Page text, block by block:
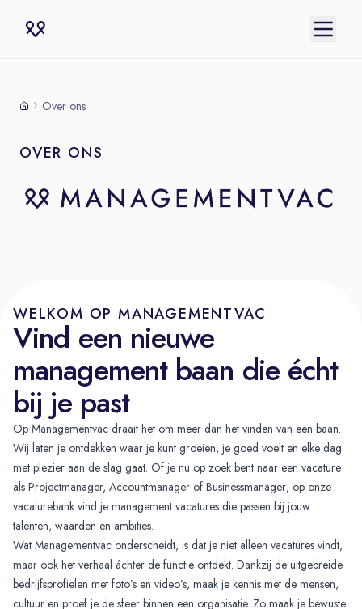
Over ons
OVER ONS
WELKOM OP MANAGEMENTVAC
Vind een nieuwe
management baan die écht
bij je past
Op Managementvac draait het om meer dan het vinden van een baan.
Wij laten je ontdekken waar je kunt groeien, je goed voelt en elke dag
met plezier aan de slag gaat. Of je nu op zoek bent naar een vacature
als Projectmanager, Accountmanager of Businessmanager; op onze
vacaturebank vind je management vacatures die passen bij jouw
talenten, waarden en ambities.
Wat Managementvac onderscheidt, is dat je niet alleen vacatures vindt,
maar ook het verhaal áchter de functie ontdekt. Dankzij de uitgebreide
bedrijfsprofielen met foto’s en video’s, maak je kennis met de mensen,
cultuur en proef je de sfeer binnen een organisatie. Zo maak je bewuste